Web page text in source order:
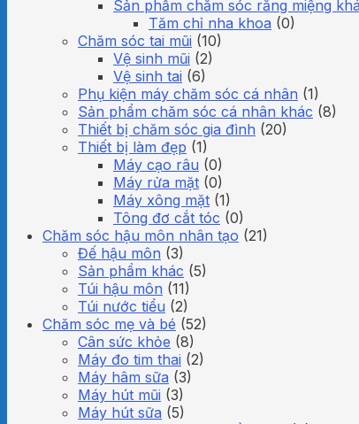
Sản phẩm chăm sóc răng miệng
Tăm chỉ nha khoa (0)
Chăm sóc tai mũi (10)
Vệ sinh mũi (2)
Vệ sinh tai (6)
Phụ kiện máy chăm sóc cá nhân (1)
Sản phẩm chăm sóc cá nhân khác (8)
Thiết bị chăm sóc gia đình (20)
Thiết bị làm đẹp (1)
Máy cạo râu (0)
Máy rửa mặt (0)
Máy xông mặt (1)
Tông đơ cắt tóc (0)
Chăm sóc hậu môn nhân tạo (21)
Đế hậu môn (3)
Sản phẩm khác (5)
Túi hậu môn (11)
Túi nước tiểu (2)
Chăm sóc mẹ và bé (52)
Cân sức khỏe (8)
Máy đo tim thai (2)
Máy hâm sữa (3)
Máy hút mũi (3)
Máy hút sữa (5)